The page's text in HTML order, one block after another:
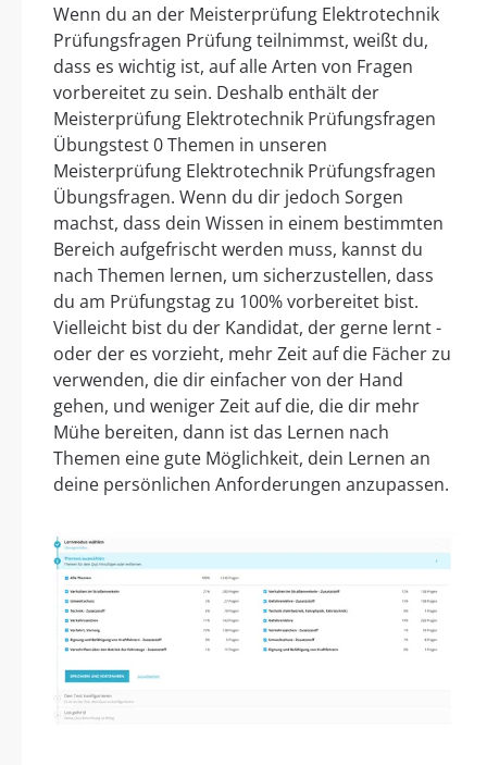
Wenn du an der Meisterprüfung Elektrotechnik
Prüfungsfragen Prüfung teilnimmst, weißt du,
dass es wichtig ist, auf alle Arten von Fragen
vorbereitet zu sein. Deshalb enthält der
Meisterprüfung Elektrotechnik Prüfungsfragen
Übungstest 0 Themen in unseren
Meisterprüfung Elektrotechnik Prüfungsfragen
Übungsfragen. Wenn du dir jedoch Sorgen
machst, dass dein Wissen in einem bestimmten
Bereich aufgefrischt werden muss, kannst du
nach Themen lernen, um sicherzustellen, dass
du am Prüfungstag zu 100% vorbereitet bist.
Vielleicht bist du der Kandidat, der gerne lernt -
oder der es vorzieht, mehr Zeit auf die Fächer zu
verwenden, die dir einfacher von der Hand
gehen, und weniger Zeit auf die, die dir mehr
Mühe bereiten, dann ist das Lernen nach
Themen eine gute Möglichkeit, dein Lernen an
deine persönlichen Anforderungen anzupassen.